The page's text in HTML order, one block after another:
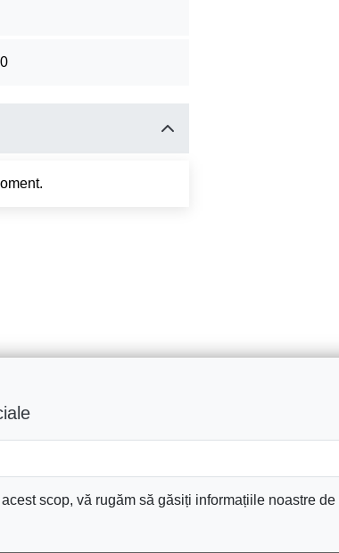
scop, vă rugăm să găsiți informațiile noastre